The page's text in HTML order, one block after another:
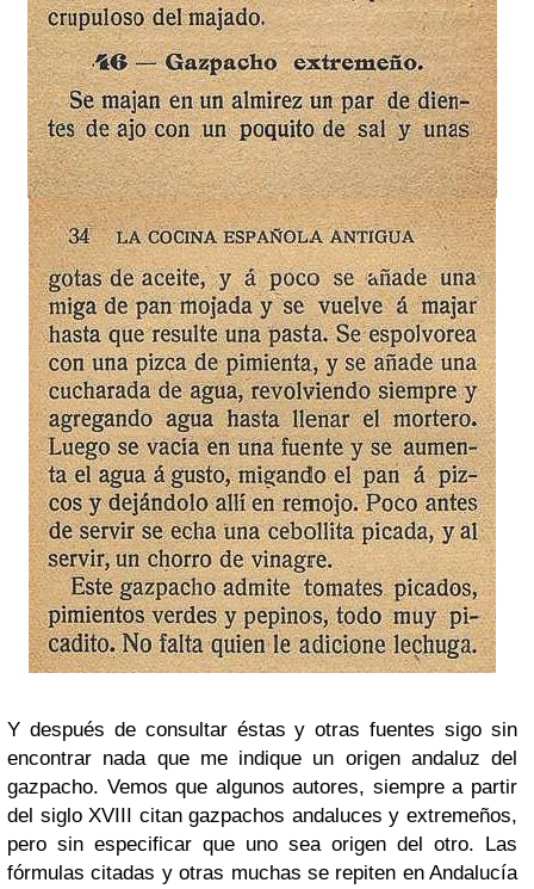
Y después de consultar éstas y otras fuentes sigo sin
encontrar nada que me indique un origen andaluz del
gazpacho. Vemos que algunos autores, siempre a partir
del siglo XVIII citan gazpachos andaluces y extremeños,
pero sin especificar que uno sea origen del otro. Las
fórmulas citadas y otras muchas se repiten en Andalucía